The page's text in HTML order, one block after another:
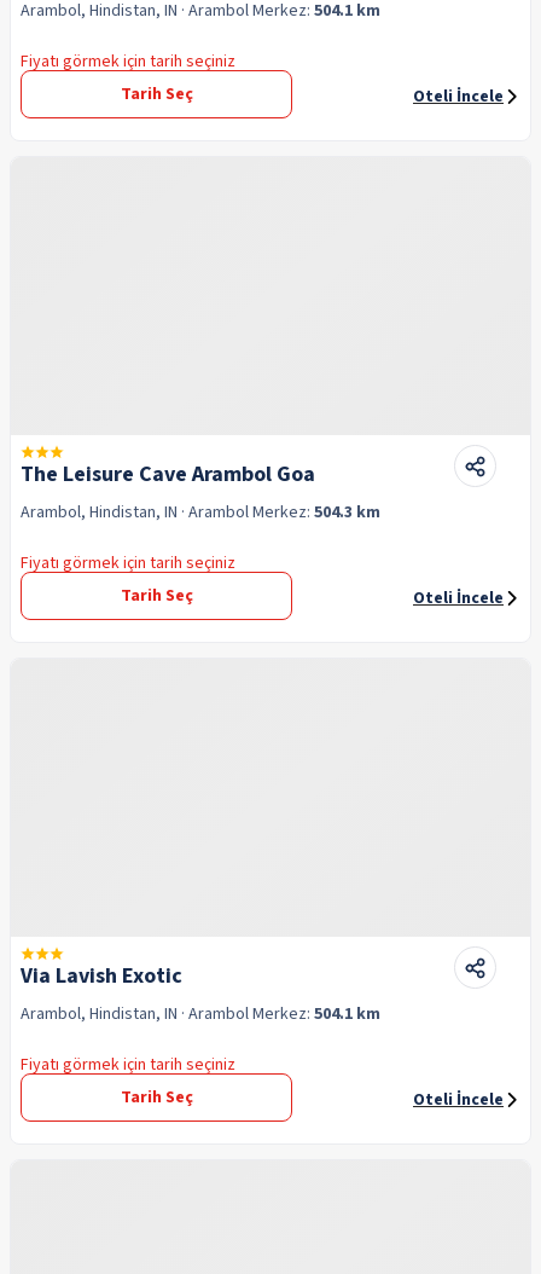
Arambol, Hindistan, IN · ArambolMerkez: 504.1 km
Fiyatı görmek için tarih seçiniz
Tarih Seç
Oteli İncele
The Leisure Cave Arambol Goa
Arambol, Hindistan, IN · ArambolMerkez: 504.3 km
Fiyatı görmek için tarih seçiniz
Tarih Seç
Oteli İncele
Via Lavish Exotic
Arambol, Hindistan, IN · ArambolMerkez: 504.1 km
Fiyatı görmek için tarih seçiniz
Tarih Seç
Oteli İncele